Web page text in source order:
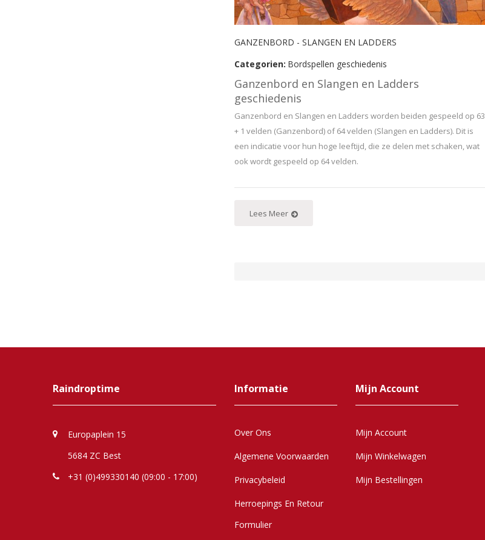
GANZENBORD - SLANGEN EN LADDERS
Categorien: Bordspellen geschiedenis
Ganzenbord en Slangen en Ladders
geschiedenis
Ganzenbord en Slangen en Ladders worden beiden gespeeld op 63
+ 1 velden (Ganzenbord) of 64 velden (Slangen en Ladders). Dit is
een indicatie voor hun hoge leeftijd, die ze delen met schaken, wat
ook wordt gespeeld op 64 velden.
Lees Meer
Raindroptime
Europaplein 15
5684 ZC Best
+31 (0)499330140 (09:00 - 17:00)
Informatie
Over Ons
Algemene Voorwaarden
Privacybeleid
Herroepings En Retour
Formulier
Mijn Account
Mijn Account
Mijn Winkelwagen
Mijn Bestellingen